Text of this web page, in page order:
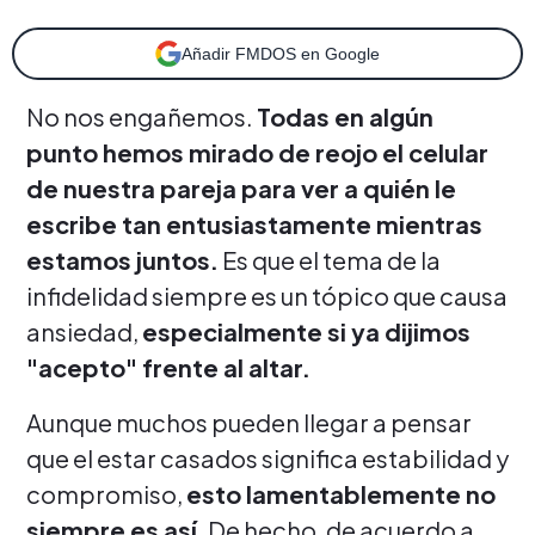
Añadir FMDOS en Google
No nos engañemos. Todas en algún
punto hemos mirado de reojo el celular
de nuestra pareja para ver a quién le
escribe tan entusiastamente mientras
estamos juntos. Es que el tema de la
infidelidad siempre es un tópico que causa
ansiedad, especialmente si ya dijimos
"acepto" frente al altar.
Aunque muchos pueden llegar a pensar
que el estar casados significa estabilidad y
compromiso, esto lamentablemente no